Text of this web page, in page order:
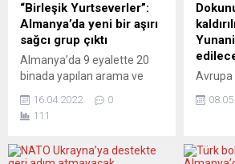
“Birleşik Yurtseverler”:
Almanya’da yeni bir aşırı
sağcı grup çıktı
Almanya’da 9 eyalette 20
binada yapılan arama ve
yeni bir grup ortaya çıkartıldı.
Üç savcılığın yönettiği
grubun Sağlık Bakanı’nı
16.04.2022
0
111
Avrupa